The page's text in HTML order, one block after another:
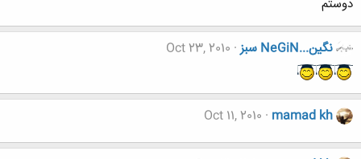
دوستم
نگين...NeGiN سبز Oct 23, 2010
mamad kh
Oct 11, 2010